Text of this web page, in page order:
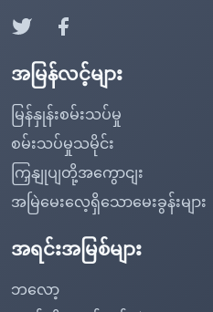
အမြန်လင့်များ
မြန်နှုန်းစမ်းသပ်မှု
စမ်းသပ်မှုသမိုင်း
ကြှနျုပျတို့အကွောငျး
အမြဲမေးလေ့ရှိသောမေးခွန်းများ
အရင်းအမြစ်များ
ဘလော့